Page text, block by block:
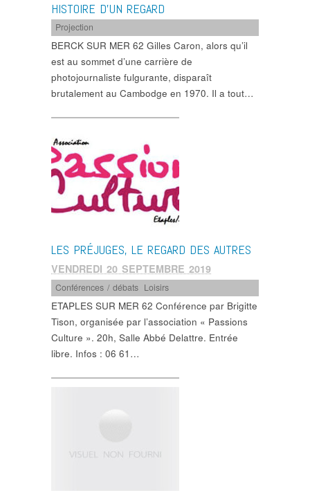
HISTOIRE D’UN REGARD
Projection
BERCK SUR MER 62 Gilles Caron, alors qu’il
est au sommet d’une carrière de
photojournaliste fulgurante, disparaît
brutalement au Cambodge en 1970. Il a tout…
LES PRÉJUGES, LE REGARD DES AUTRES
VENDREDI 20 SEPTEMBRE 2019
Conférences / débats Loisirs
ETAPLES SUR MER 62 Conférence par Brigitte
Tison, organisée par l’association « Passions
Culture ». 20h, Salle Abbé Delattre. Entrée
libre. Infos : 06 61…